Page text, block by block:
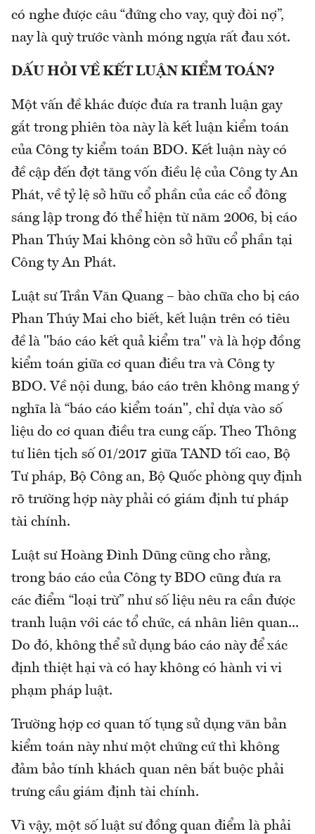
có nghe được câu “đứng cho vay, quỳ đòi nợ”,
nay là quỳ trước vành móng ngựa rất đau xót.
DẤU HỎI VỀ KẾT LUẬN KIỂM TOÁN?
Một vấn đề khác được đưa ra tranh luận gay
gắt trong phiên tòa này là kết luận kiểm toán
của Công ty kiểm toán BDO. Kết luận này có
đề cập đến đợt tăng vốn điều lệ của Công ty An
Phát, về tỷ lệ sở hữu cổ phần của các cổ đông
sáng lập trong đó thể hiện từ năm 2006, bị cáo
Phan Thúy Mai không còn sở hữu cổ phần tại
Công ty An Phát.
Luật sư Trần Văn Quang – bào chữa cho bị cáo
Phan Thúy Mai cho biết, kết luận trên có tiêu
đề là "báo cáo kết quả kiểm tra" và là hợp đồng
kiểm toán giữa cơ quan điều tra và Công ty
BDO. Về nội dung, báo cáo trên không mang ý
nghĩa là “báo cáo kiểm toán", chỉ dựa vào số
liệu do cơ quan điều tra cung cấp. Theo Thông
tư liên tịch số 01/2017 giữa TAND tối cao, Bộ
Tư pháp, Bộ Công an, Bộ Quốc phòng quy định
rõ trường hợp này phải có giám định tư pháp
tài chính.
Luật sư Hoàng Đình Dũng cũng cho rằng,
trong báo cáo của Công ty BDO cũng đưa ra
các điểm “loại trừ” như số liệu nêu ra cần được
tranh luận với các tổ chức, cá nhân liên quan...
Do đó, không thể sử dụng báo cáo này để xác
định thiệt hại và có hay không có hành vi vi
phạm pháp luật.
Trường hợp cơ quan tố tụng sử dụng văn bản
kiểm toán này như một chứng cứ thì không
đảm bảo tính khách quan nên bắt buộc phải
trưng cầu giám định tài chính.
Vì vậy, một số luật sư đồng quan điểm là phải